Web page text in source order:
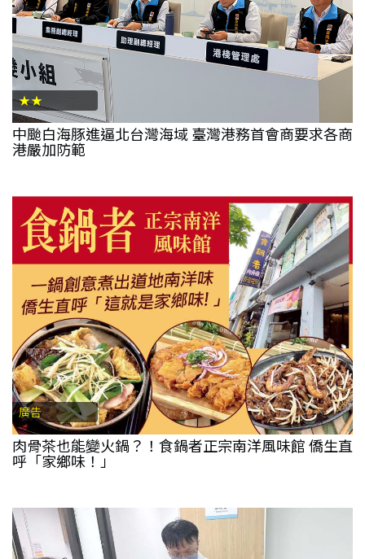
★★
中颱白海豚進逼北台灣海域 臺灣港務首會商要求各商
港嚴加防範
廣告
肉骨茶也能變火鍋？！食鍋者正宗南洋風味館 僑生直
呼「家鄉味！」